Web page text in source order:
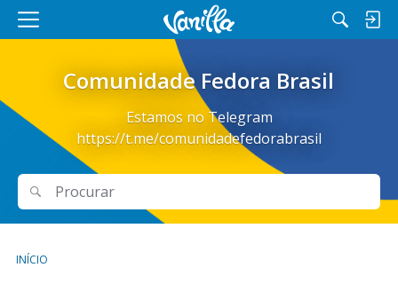
M
Comunidade Fedora Brasil
Estamos no Telegram
https://t.me/comunidadefedorabrasil
Procurar
INÍCIO